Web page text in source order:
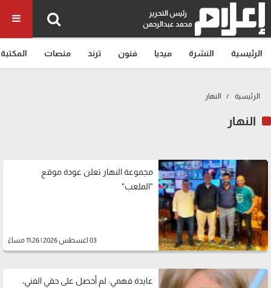
رئيس التحرير
محمد عبدالرحمن
الرئيسية النشرة ميديا فنون ترند منصات المكتبة
الرئيسية النهار
النهار
مجموعة النهار تعلن عودة موقع
"الملعب"
03 اغسطس 2026 | 11:26 مساءً
عايدة فهمي: لم أحصل على حقي الفني،